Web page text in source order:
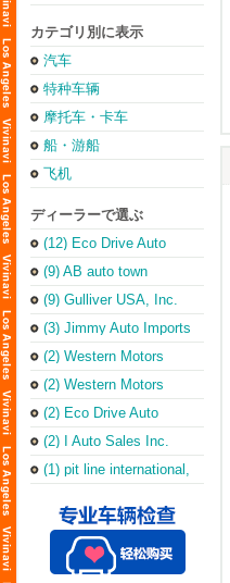
カテゴリ別に表示
汽车
特种车辆
摩托车・卡车
船・游船
飞机
ディーラーで選ぶ
(12) Eco Drive Auto
Sales & Repair
(Torrance Office)
(9) AB auto town
(9) Gulliver USA, Inc.
(3) Jimmy Auto Imports
(2) Western Motors
(2) Western Motors
(2) Eco Drive Auto
Sales & Leasing Inc
(2) I Auto Sales Inc.
(1) pit line international,
inc.